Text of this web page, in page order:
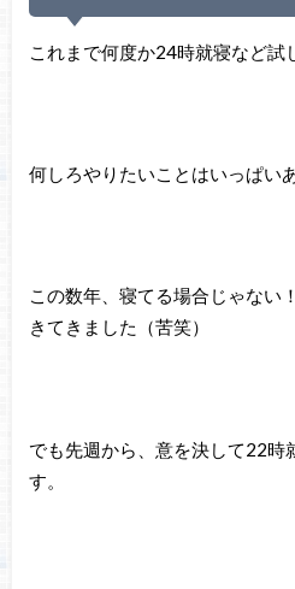
これまで何度か24時就寝など試
何しろやりたいことはいっぱい
この数年、寝てる場合じゃない
きてきました（苦笑）
でも先週から、意を決して22時
す。